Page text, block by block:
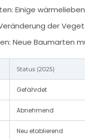
Einige
der
Neue Baumarten
Status (2025)
Gefährdet
Abnehmend
Neu etablierend